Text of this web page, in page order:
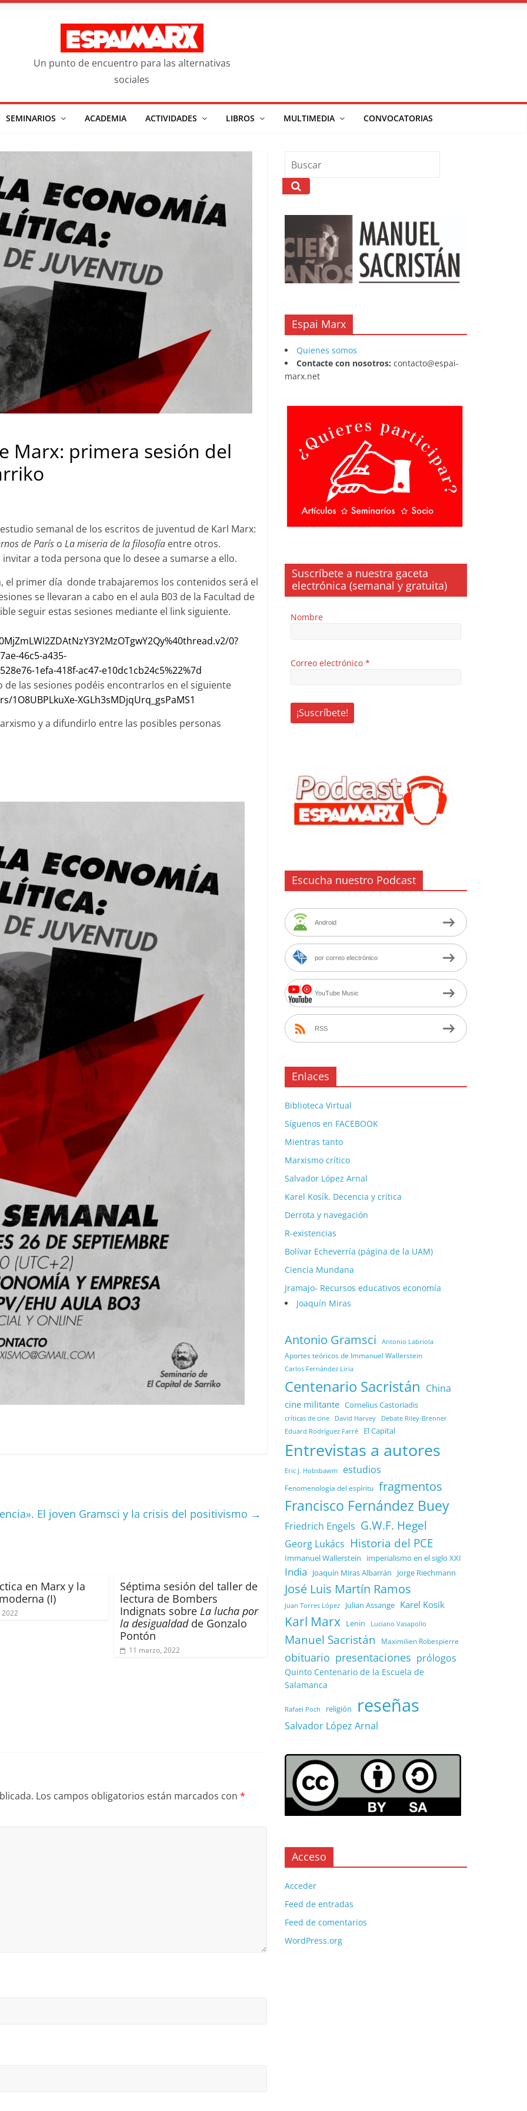
Un punto de encuentro para las alternativas
sociales
SEMINARIOS ACADEMIA ACTIVIDADES LIBROS MULTIMEDIA CONVOCATORIAS
Marx: primera sesión del
semanal de los escritos de juventud de Karl Marx:
de París o La miseria de la filosofía entre otros.
a toda persona que lo desee a sumarse a ello.
el primer día donde trabajaremos los contenidos será el
se llevaran a cabo en el aula B03 de la Facultad de
seguir estas sesiones mediante el link siguiente.
0?
46c5-a435-
1efa-418f-ac47-e10dc1cb24c5%22%7d
las sesiones podéis encontrarlos en el siguiente
XGLh3sMDjqUrq_gsPaMS1
y a difundirlo entre las posibles personas
El joven Gramsci y la crisis del positivismo →
en Marx y la
(I)
Séptima sesión del taller de
lectura de Bombers
Indignats sobre La lucha por
la desigualdadde Gonzalo
Pontón
11 marzo, 2022
Los campos obligatorios están marcados con *
Espai Marx
Quienes somos
Contacte con nosotros: contacto@espai-
marx.net
Suscríbete a nuestra gaceta
electrónica (semanal y gratuita)
Nombre
Correo electrónico *
Escucha nuestro Podcast
Android
por correo electrónico
YouTube Music
RSS
Enlaces
Biblioteca Virtual
Síguenos en FACEBOOK
Mientras tanto
Marxismo crítico
Salvador López Arnal
Karel Kosík. Decencia y crítica
Derrota y navegación
R-existencias
Bolívar Echeverría (página de la UAM)
Ciencía Mundana
Jramajo- Recursos educativos economía
Joaquín Miras
Antonio Gramsci Antonio Labriola
Aportes teóricos de Immanuel Wallerstein
Carlos Fernández Liria
Centenario Sacristán China
cine militante Cornelius Castoriadis
críticas de cine David Harvey Debate Riley-Brenner
Eduard Rodríguez Farré El Capital
Entrevistas a autores
Eric J. Hobsbawm estudios
Fenomenología del espíritu fragmentos
Francisco Fernández Buey
Friedrich Engels G.W.F. Hegel
Georg Lukács Historia del PCE
Immanuel Wallerstein imperialismo en el siglo XXI
India Joaquín Miras Albarrán Jorge Riechmann
José Luis Martín Ramos
Juan Torres López Julian Assange Karel Kosík
Karl Marx Lenin Luciano Vasapollo
Manuel Sacristán Maximilien Robespierre
obituario presentaciones prólogos
Quinto Centenario de la Escuela de
Salamanca
Rafael Poch religión reseñas
Salvador López Arnal
Acceso
Acceder
Feed de entradas
Feed de comentarios
WordPress.org